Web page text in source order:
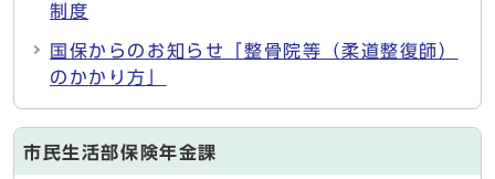
制度
国保からのお知らせ「整骨院等（柔道整復師）
のかかり方」
市民生活部保険年金課